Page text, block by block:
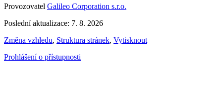
Provozovatel Galileo Corporation s.r.o.
Poslední aktualizace: 7. 8. 2026
Změna vzhledu, Struktura stránek, Vytisknout
Prohlášení o přístupnosti